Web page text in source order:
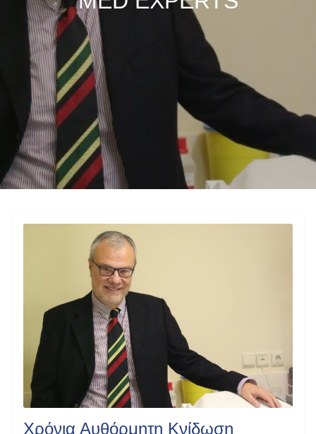
Χρόνια Αυθόρμητη Κνίδωση